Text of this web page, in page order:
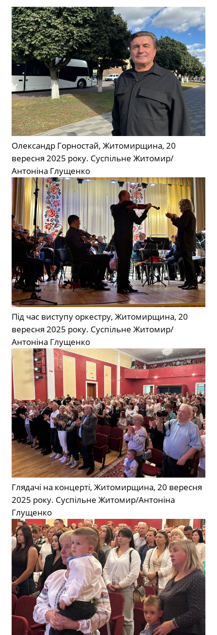
Олександр Горностай, Житомирщина, 20
вересня 2025 року. Суспільне Житомир/
Антоніна Глущенко
Під час виступу оркестру, Житомирщина, 20
вересня 2025 року. Суспільне Житомир/
Антоніна Глущенко
Глядачі на концерті, Житомирщина, 20 вересня
2025 року. Суспільне Житомир/Антоніна
Глущенко